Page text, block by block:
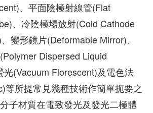
、平面陰極射線管(Flat
、冷陰極場放射(Cold Cathode
變形鏡片(Deformable Mirror)、
Dispersed Liquid
光(Vacuum Florescent)及電色法
等所提常見幾種技術作簡單扼要之
子材質在電致發光及發光二極體